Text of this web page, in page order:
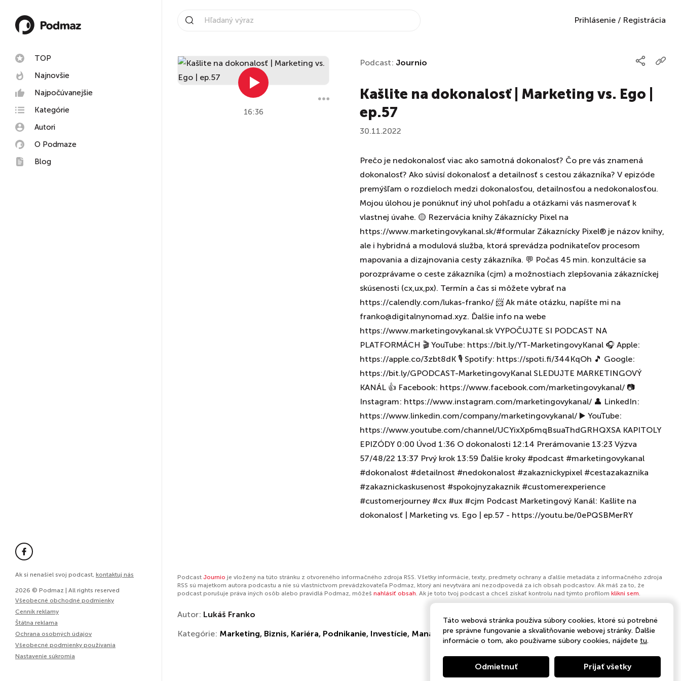
TOP
Najnovšie
Najpočúvanejšie
Kategórie
Autori
O Podmaze
Blog
Ak si nenašiel svoj podcast, kontaktuj nás
2026 © Podmaz | All rights reserved
Všeobecné obchodné podmienky
Cenník reklamy
Štátna reklama
Ochrana osobných údajov
Všeobecné podmienky používania
Nastavenie súkromia
Prihlásenie / Registrácia
16:36
Podcast: Journio
Kašlite na dokonalosť | Marketing vs. Ego |
ep.57
30.11.2022
Prečo je nedokonalosť viac ako samotná dokonalosť? Čo pre vás znamená
dokonalosť? Ako súvisí dokonalosť a detailnosť s cestou zákazníka? V epizóde
premýšľam o rozdieloch medzi dokonalosťou, detailnosťou a nedokonalosťou.
Mojou úlohou je ponúknuť iný uhol pohľadu a otázkami vás nasmerovať k
vlastnej úvahe. 🟡 Rezervácia knihy Zákaznícky Pixel na
https://www.marketingovykanal.sk/#formular Zákaznícky Pixel® je názov knihy,
ale i hybridná a modulová služba, ktorá sprevádza podnikateľov procesom
mapovania a dizajnovania cesty zákazníka. 💬 Počas 45 min. konzultácie sa
porozprávame o ceste zákazníka (cjm) a možnostiach zlepšovania zákazníckej
skúsenosti (cx,ux,px). Termín a čas si môžete vybrať na
https://calendly.com/lukas-franko/ 📨 Ak máte otázku, napíšte mi na
franko@digitalnynomad.xyz. Ďalšie info na webe
https://www.marketingovykanal.sk VYPOČUJTE SI PODCAST NA
PLATFORMÁCH 🎬 YouTube: https://bit.ly/YT-MarketingovyKanal 🎧 Apple:
https://apple.co/3zbt8dK 🎙 Spotify: https://spoti.fi/344KqOh 🎵 Google:
https://bit.ly/GPODCAST-MarketingovyKanal SLEDUJTE MARKETINGOVÝ
KANÁL 👍 Facebook: https://www.facebook.com/marketingovykanal/ 📷
Instagram: https://www.instagram.com/marketingovykanal/ 👤 LinkedIn:
https://www.linkedin.com/company/marketingovykanal/ ▶️ YouTube:
https://www.youtube.com/channel/UCYixXp6mqBsuaThdGRHQXSA KAPITOLY
EPIZÓDY 0:00 Úvod 1:36 O dokonalosti 12:14 Prerámovanie 13:23 Výzva
57/48/22 13:37 Prvý krok 13:59 Ďalšie kroky #podcast #marketingovykanal
#dokonalost #detailnost #nedokonalost #zakaznickypixel #cestazakaznika
#zakaznickaskusenost #spokojnyzakaznik #customerexperience
#customerjourney #cx #ux #cjm Podcast Marketingový Kanál: Kašlite na
dokonalosť | Marketing vs. Ego | ep.57 - https://youtu.be/0ePQSBMerRY
Podcast Journio je vložený na túto stránku z otvoreného informačného zdroja RSS. Všetky informácie, texty, predmety ochrany a ďalšie metadáta z informačného zdroja
RSS sú majetkom autora podcastu a nie sú vlastníctvom prevádzkovateľa Podmaz, ktorý ani nevytvára ani nezodpovedá za ich obsah podcastov. Ak máš za to, že
podcast porušuje práva iných osôb alebo pravidlá Podmaz, môžeš nahlásiť obsah. Ak je toto tvoj podcast a chceš získať kontrolu nad týmto profilom klikni sem.
Autor: Lukáš Franko
Kategórie: Marketing, Biznis, Kariéra, Podnikanie, Investície, Manažment,Neziskové organizácie,Biznis správy
Táto webová stránka používa súbory cookies, ktoré sú potrebné
pre správne fungovanie a skvalitňovanie webovej stránky. Ďalšie
informácie o tom, ako používame súbory cookies, nájdete tu.
Odmietnuť Prijať všetky